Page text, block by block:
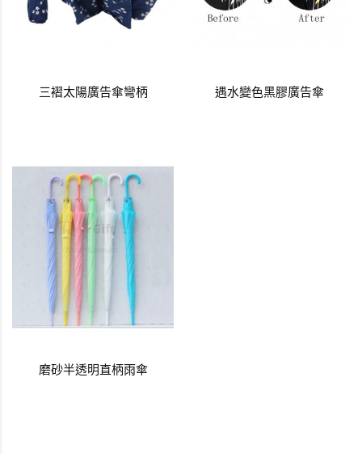
三褶太陽廣告傘彎柄 遇水變色黑膠廣告傘
磨砂半透明直柄雨傘